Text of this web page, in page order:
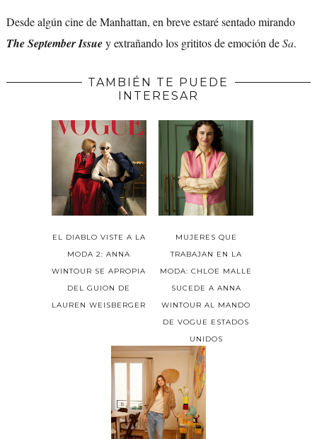
Desde algún cine de Manhattan, en breve estaré sentado mirando
The September Issuey extrañando los grititos de emoción deSa.
TAMBIÉN TE PUEDE
INTERESAR
EL DIABLO VISTE A LA
MODA 2: ANNA
WINTOUR SE APROPIA
DEL GUION DE
LAUREN WEISBERGER
MUJERES QUE
TRABAJAN EN LA
MODA: CHLOE MALLE
SUCEDE A ANNA
WINTOUR AL MANDO
DE VOGUE ESTADOS
UNIDOS